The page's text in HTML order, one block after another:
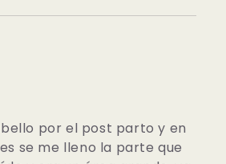
por el post parto y en
se me lleno la parte que